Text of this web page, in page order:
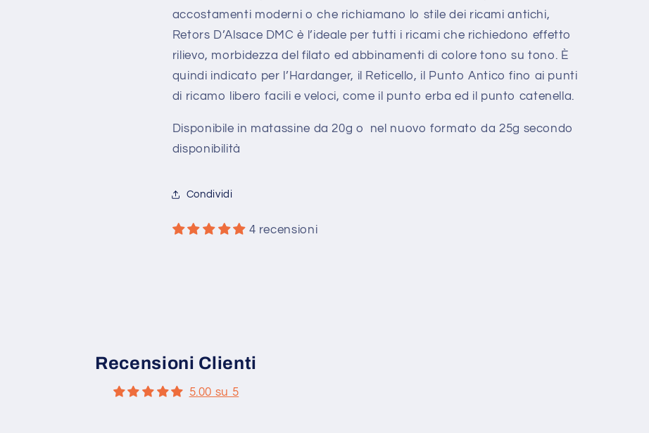
accostamenti moderni o che richiamano lo stile dei ricami antichi,
Retors D’Alsace DMC è l’ideale per tutti i ricami che richiedono effetto
rilievo, morbidezza del filato ed abbinamenti di colore tono su tono. È
quindi indicato per l’Hardanger, il Reticello, il Punto Antico fino ai punti
di ricamo libero facili e veloci, come il punto erba ed il punto catenella.
Disponibile in matassine da 20g o nel nuovo formato da 25g secondo
disponibilità
Condividi
4 recensioni
Recensioni Clienti
5.00 su 5